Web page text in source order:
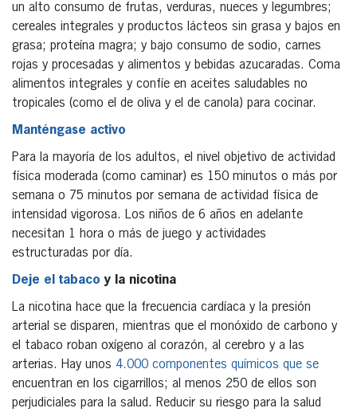
un alto consumo de frutas, verduras, nueces y legumbres;
cereales integrales y productos lácteos sin grasa y bajos en
grasa; proteína magra; y bajo consumo de sodio, carnes
rojas y procesadas y alimentos y bebidas azucaradas. Coma
alimentos integrales y confíe en aceites saludables no
tropicales (como el de oliva y el de canola) para cocinar.
Manténgase activo
Para la mayoría de los adultos, el nivel objetivo de actividad
física moderada (como caminar) es 150 minutos o más por
semana o 75 minutos por semana de actividad física de
intensidad vigorosa. Los niños de 6 años en adelante
necesitan 1 hora o más de juego y actividades
estructuradas por día.
Deje el tabaco y la nicotina
La nicotina hace que la frecuencia cardíaca y la presión
arterial se disparen, mientras que el monóxido de carbono y
el tabaco roban oxígeno al corazón, al cerebro y a las
arterias. Hay unos 4.000 componentes químicos que se
encuentran en los cigarrillos; al menos 250 de ellos son
perjudiciales para la salud. Reducir su riesgo para la salud